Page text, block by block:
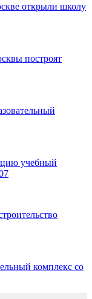
открыли школу
построят
учебный
комплекс со